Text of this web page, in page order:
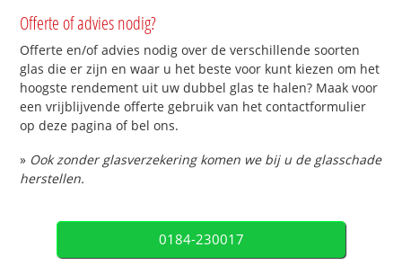
Offerte of advies nodig?
Offerte en/of advies nodig over de verschillende soorten
glas die er zijn en waar u het beste voor kunt kiezen om het
hoogste rendement uit uw dubbel glas te halen? Maak voor
een vrijblijvende offerte gebruik van het contactformulier
op deze pagina of bel ons.
» Ook zonder glasverzekering komen we bij u de glasschade
herstellen.
0184-230017